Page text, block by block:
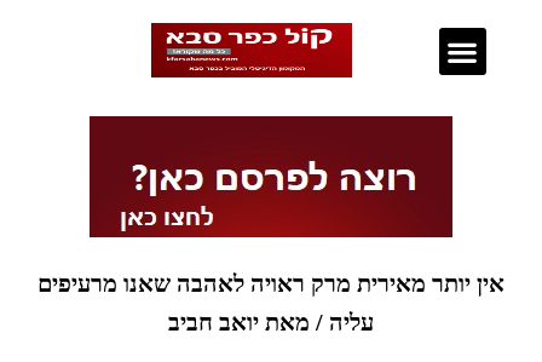
אין יותר מאירית מרק ראויה לאהבה שאנו מרעיפים
עליה / מאת יואב חביב